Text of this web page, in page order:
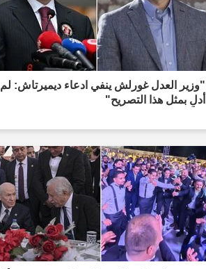
"وزير العدل غورلش ينفي ادعاء ديميرتاش: لم
أدلِ بمثل هذا التصريح"